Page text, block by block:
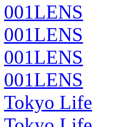
001LENS
001LENS
001LENS
001LENS
Tokyo Life